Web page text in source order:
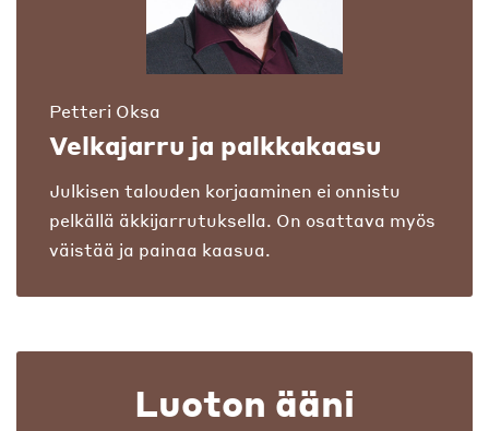
Petteri Oksa
Velkajarru ja palkkakaasu
Julkisen talouden korjaaminen ei onnistu
pelkällä äkkijarrutuksella. On osattava myös
väistää ja painaa kaasua.
Luoton ääni